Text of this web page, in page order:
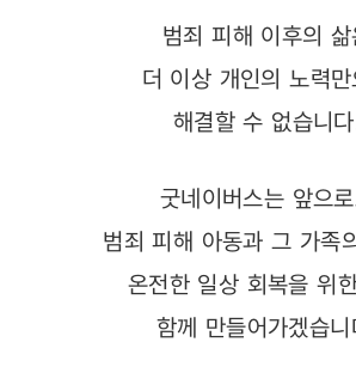
범죄 피해 이후의 삶
더 이상 개인의 노력
해결할 수 없습니
굿네이버스는 앞으
범죄 피해 아동과 그 가족
온전한 일상 회복을 위
함께 만들어가겠습니